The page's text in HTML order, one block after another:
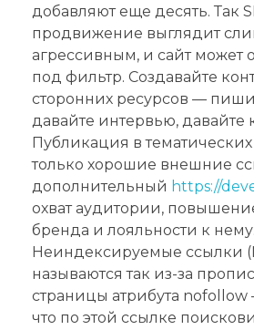
добавляют еще десять. Так
продвижение выглядит
агрессивным, и сайт может
под фильтр. Создавайте
сторонних ресурсов —
давайте интервью, давайте
Публикация в
только хорошие внешние
дополнительный https://
охват аудитории,
бренда и лояльности к нему.
Неиндексируемые ссылки
называются так из-за
страницы атрибута nofollow
что по этой ссылке